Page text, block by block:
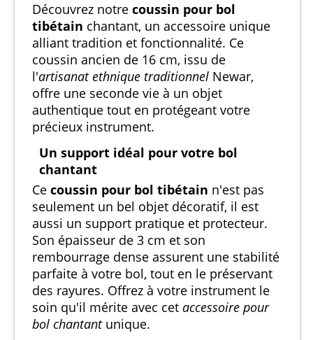
Découvrez notre coussin pour bol
tibétain chantant, un accessoire unique
alliant tradition et fonctionnalité. Ce
coussin ancien de 16 cm, issu de
l'artisanat ethnique traditionnel Newar,
offre une seconde vie à un objet
authentique tout en protégeant votre
précieux instrument.
Un support idéal pour votre bol
chantant
Ce coussin pour bol tibétain n'est pas
seulement un bel objet décoratif, il est
aussi un support pratique et protecteur.
Son épaisseur de 3 cm et son
rembourrage dense assurent une stabilité
parfaite à votre bol, tout en le préservant
des rayures. Offrez à votre instrument le
soin qu'il mérite avec cet accessoire pour
bol chantantunique.